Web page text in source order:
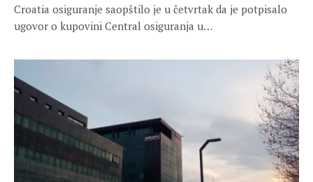
Croatia osiguranje saopštilo je u četvrtak da je potpisalo
ugovor o kupovini Central osiguranja u…